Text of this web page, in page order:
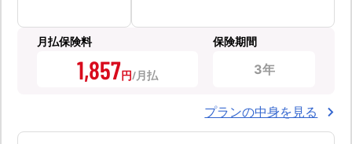
月払保険料
1,857円
保険期間
3年
プランの中身を見る